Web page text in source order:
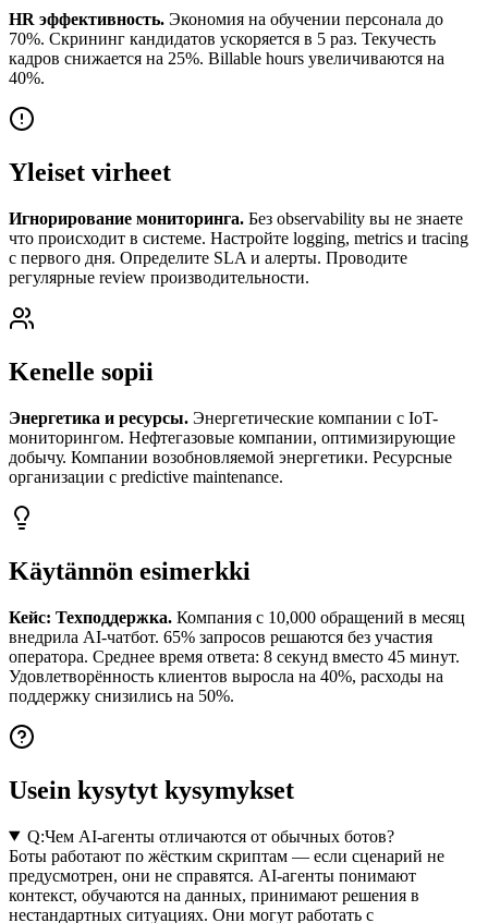
HR эффективность. Экономия на обучении персонала до
70%. Скрининг кандидатов ускоряется в 5 раз. Текучесть
кадров снижается на 25%. Billable hours увеличиваются на
40%.
Yleiset virheet
Игнорирование мониторинга. Без observability вы не знаете
что происходит в системе. Настройте logging, metrics и tracing
с первого дня. Определите SLA и алерты. Проводите
регулярные review производительности.
Kenelle sopii
Энергетика и ресурсы. Энергетические компании с IoT-
мониторингом. Нефтегазовые компании, оптимизирующие
добычу. Компании возобновляемой энергетики. Ресурсные
организации с predictive maintenance.
Käytännön esimerkki
Кейс: Техподдержка. Компания с 10,000 обращений в месяц
внедрила AI-чатбот. 65% запросов решаются без участия
оператора. Среднее время ответа: 8 секунд вместо 45 минут.
Удовлетворённость клиентов выросла на 40%, расходы на
поддержку снизились на 50%.
Usein kysytyt kysymykset
Q:Чем AI-агенты отличаются от обычных ботов?
Боты работают по жёстким скриптам — если сценарий не
предусмотрен, они не справятся. AI-агенты понимают
контекст, обучаются на данных, принимают решения в
нестандартных ситуациях. Они могут работать с